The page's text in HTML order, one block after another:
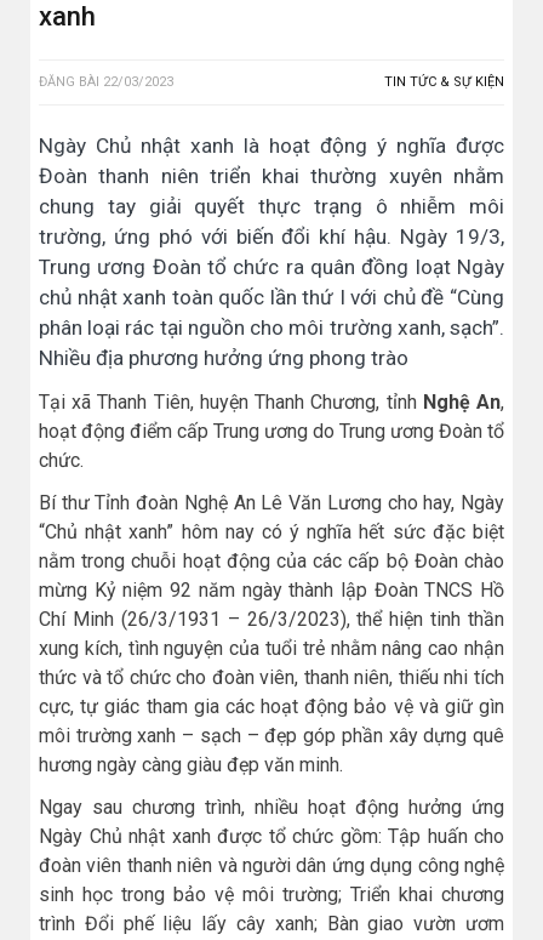
xanh
ĐĂNG BÀI 22/03/2023 TIN TỨC & SỰ KIỆN
Ngày Chủ nhật xanh là hoạt động ý nghĩa được
Đoàn thanh niên triển khai thường xuyên nhằm
chung tay giải quyết thực trạng ô nhiễm môi
trường, ứng phó với biến đổi khí hậu. Ngày 19/3,
Trung ương Đoàn tổ chức ra quân đồng loạt Ngày
chủ nhật xanh toàn quốc lần thứ I với chủ đề “Cùng
phân loại rác tại nguồn cho môi trường xanh, sạch”.
Nhiều địa phương hưởng ứng phong trào
Tại xã Thanh Tiên, huyện Thanh Chương, tỉnh Nghệ An,
hoạt động điểm cấp Trung ương do Trung ương Đoàn tổ
chức.
Bí thư Tỉnh đoàn Nghệ An Lê Văn Lương cho hay, Ngày
“Chủ nhật xanh” hôm nay có ý nghĩa hết sức đặc biệt
nằm trong chuỗi hoạt động của các cấp bộ Đoàn chào
mừng Kỷ niệm 92 năm ngày thành lập Đoàn TNCS Hồ
Chí Minh (26/3/1931 – 26/3/2023), thể hiện tinh thần
xung kích, tình nguyện của tuổi trẻ nhằm nâng cao nhận
thức và tổ chức cho đoàn viên, thanh niên, thiếu nhi tích
cực, tự giác tham gia các hoạt động bảo vệ và giữ gìn
môi trường xanh – sạch – đẹp góp phần xây dựng quê
hương ngày càng giàu đẹp văn minh.
Ngay sau chương trình, nhiều hoạt động hưởng ứng
Ngày Chủ nhật xanh được tổ chức gồm: Tập huấn cho
đoàn viên thanh niên và người dân ứng dụng công nghệ
sinh học trong bảo vệ môi trường; Triển khai chương
trình Đổi phế liệu lấy cây xanh; Bàn giao vườn ươm